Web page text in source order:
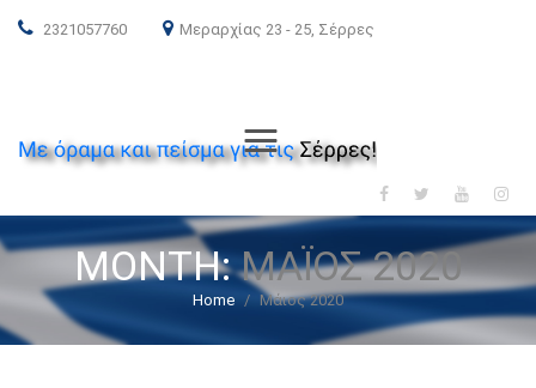
2321057760 Μεραρχίας 23 - 25, Σέρρες
Menu
MONTH:ΜΆΙΟΣ 2020
Home / Μάιος 2020